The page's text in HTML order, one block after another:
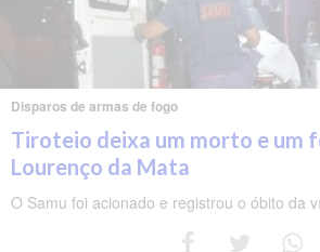
Disparos de armas de fogo
Tiroteio deixa um morto e um
Lourenço da Mata
O Samu foi acionado e registrou o óbito da